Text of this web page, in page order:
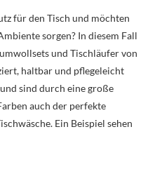
für den Tisch und möchten
sorgen? In diesem Fall
und Tischläufer von
haltbar und pflegeleicht
sind durch eine große
auch der perfekte
Ein Beispiel sehen